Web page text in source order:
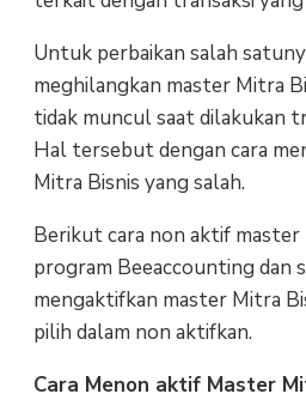
Untuk perbaikan salah
meghilangkan master Mitra
tidak muncul saat dilakukan
Hal tersebut dengan cara
Mitra Bisnis yang salah.
Berikut cara non aktif master
program Beeaccounting dan
mengaktifkan master Mitra
pilih dalam non aktifkan.
Cara Menon aktif Master